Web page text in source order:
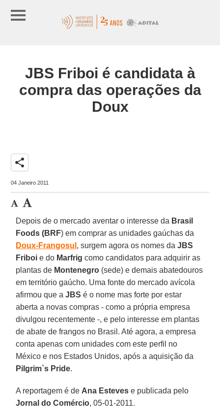
JBS Friboi é candidata à
compra das operações da
Doux
share
04 Janeiro 2011
Depois de o mercado aventar o interesse da Brasil
Foods (BRF) em comprar as unidades gaúchas da
Doux-Frangosul , surgem agora os nomes daJBS
Friboi e do Marfrig como candidatos para adquirir as
plantas de Montenegro (sede) e demais abatedouros
em território gaúcho. Uma fonte do mercado avícola
afirmou que aJBS é o nome mas forte por estar
aberta a novas compras - como a própria empresa
divulgou recentemente -, e pelo interesse em plantas
de abate de frangos no Brasil. Até agora, a empresa
conta apenas com unidades com este perfil no
México e nos Estados Unidos, após a aquisição da
Pilgrim`s Pride.
A reportagem é de Ana Esteves e publicada pelo
Jornal do Comércio, 05-01-2011.